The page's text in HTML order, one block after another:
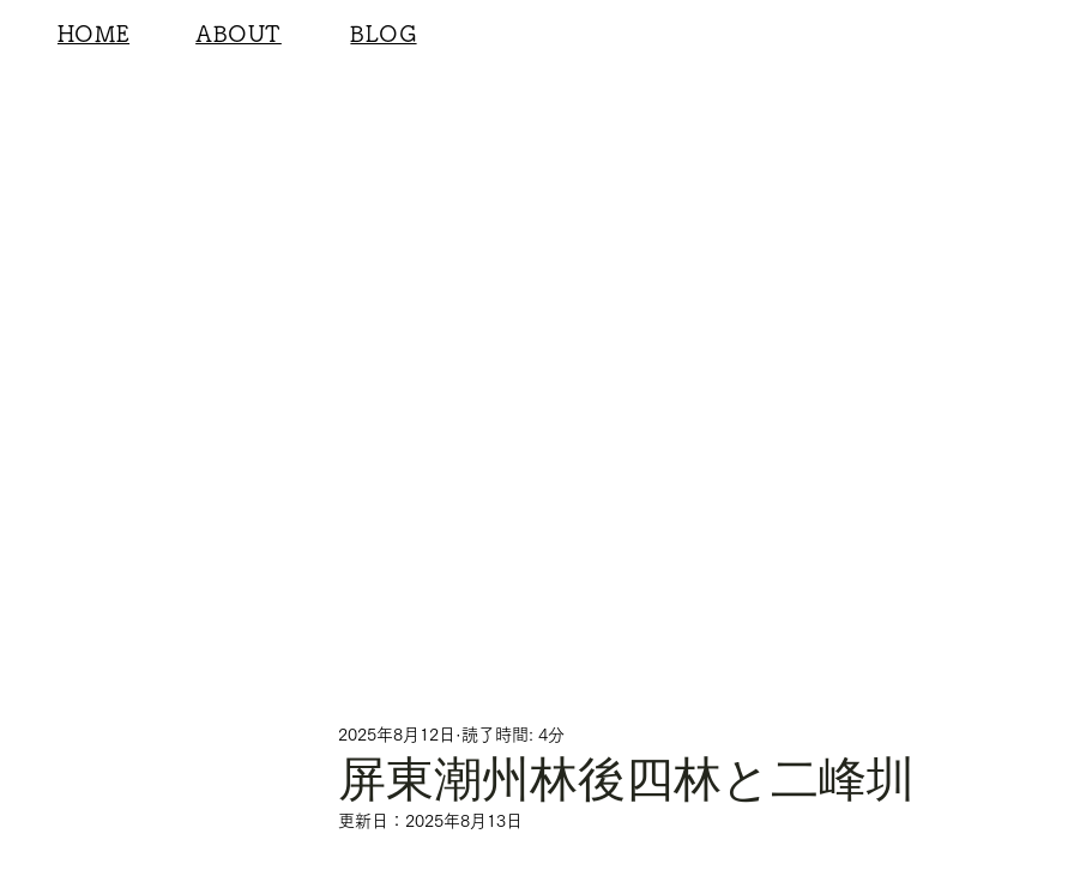
HOME ABOUT BLOG
屏東潮州林後四林と二峰圳
2025年8月12日 読了時間: 4分
更新日： 2025年8月13日